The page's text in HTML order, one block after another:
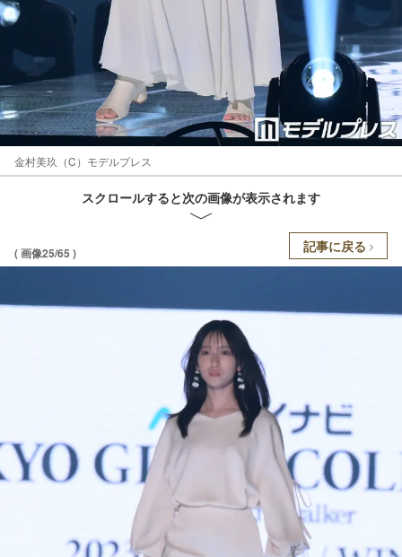
金村美玖（C）モデルプレス
スクロールすると次の画像が表示されます
( 画像25/65 ) 記事に戻る